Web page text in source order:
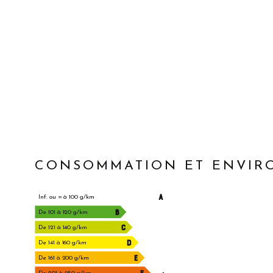
CONSOMMATION ET
Inf. ou = à 100 g/km A
De 101 à 120 g/km B
De 121 à 140 g/km C
De 141 à 160 g/km D
De 161 à 200 g/km E